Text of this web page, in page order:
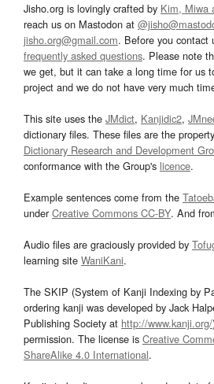
Jisho.org is lovingly crafted by Kim, Miwa
reach us on Mastodon at
jisho.org@gmail.com. Before you contact
frequently asked questions. Please note
we get, but it can take a long time for us
project and we do not have very much
This site uses the JMdict, Kanjidic2,
dictionary files. These files are the
Dictionary Research and Development
conformance with the Group's licence.
Example sentences come from the
underCreative Commons CC-BY. And
Audio files are graciously provided by
learning site WaniKani.
The SKIP (System of Kanji Indexing by
ordering kanji was developed by Jack
Publishing Society at http://www.kanji.org/
permission. The license is Creative
ShareAlike 4.0 International.